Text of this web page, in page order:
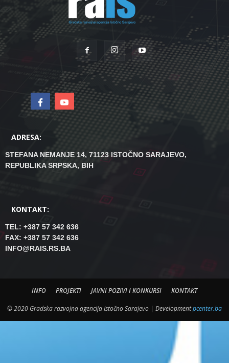
ADRESA:
STEFANA NEMANJE 14, 71123 ISTOČNO SARAJEVO,
REPUBLIKA SRPSKA, BIH
KONTAKT:
TEL: +387 57 342 636
FAX: +387 57 342 636
INFO@RAIS.RS.BA
INFO PROJEKTI JAVNI POZIVI I KONKURSI KONTAKT
© 2020 Gradska razvojna agencija Istočno Sarajevo | Developmentpcenter.ba